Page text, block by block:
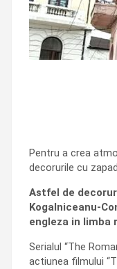
Pentru a crea
decorurile cu
Astfel de
Kogalniceanu-
engleza in limba
Serialul “The
actiunea filmului